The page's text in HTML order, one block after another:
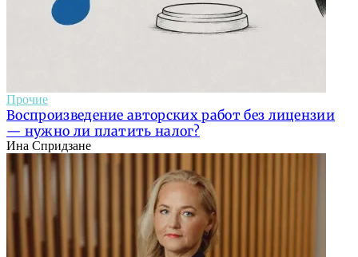
Прочие
Воспроизведение авторских работ без лицензии
— нужно ли платить налог?
Ина Спридзане